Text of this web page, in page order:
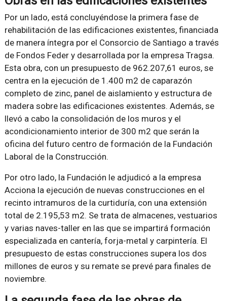
Por un lado, está concluyéndose la primera fase de
rehabilitación de las edificaciones existentes, financiada
de manera íntegra por el Consorcio de Santiago a través
de Fondos Feder y desarrollada por la empresa Tragsa.
Esta obra, con un presupuesto de 962.207,61 euros, se
centra en la ejecución de 1.400 m2 de caparazón
completo de zinc, panel de aislamiento y estructura de
madera sobre las edificaciones existentes. Además, se
llevó a cabo la consolidación de los muros y el
acondicionamiento interior de 300 m2 que serán la
oficina del futuro centro de formación de la Fundación
Laboral de la Construcción.
Por otro lado, la Fundación le adjudicó a la empresa
Acciona la ejecución de nuevas construcciones en el
recinto intramuros de la curtiduría, con una extensión
total de 2.195,53 m2. Se trata de almacenes, vestuarios
y varias naves-taller en las que se impartirá formación
especializada en cantería, forja-metal y carpintería. El
presupuesto de estas construcciones supera los dos
millones de euros y su remate se prevé para finales de
noviembre.